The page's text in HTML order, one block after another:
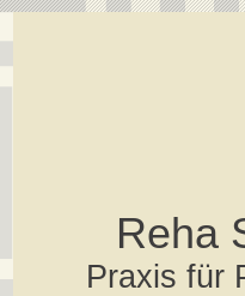
Reha
Praxis für